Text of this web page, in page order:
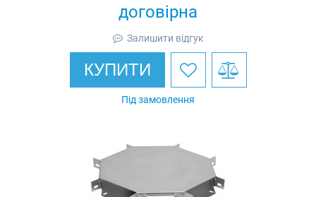
договірна
Залишити відгук
КУПИТИ
Під замовлення